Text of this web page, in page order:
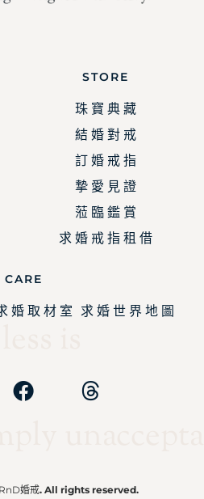
STORE
珠 寶 典 藏
結 婚 對 戒
訂 婚 戒 指
摯 愛 見 證
蒞 臨 鑑 賞
求 婚 戒 指 租 借
CARE
婚 取 材 室 求 婚 世 界 地 圖
RnD婚戒. All rights reserved.